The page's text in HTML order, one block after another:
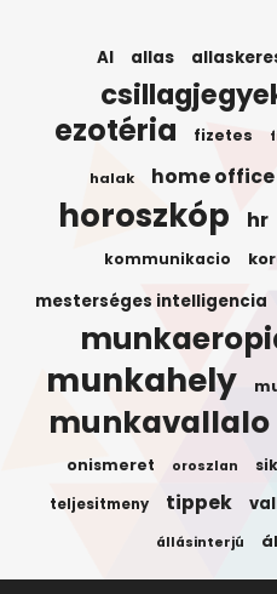
AI allas
ezotéria fizetes
halak home office
horoszkóp hr
kommunikacio
mesterséges intelligencia
munkahely
munkavallalo
onismeret oroszlan
teljesitmeny tippek
állásinterjú